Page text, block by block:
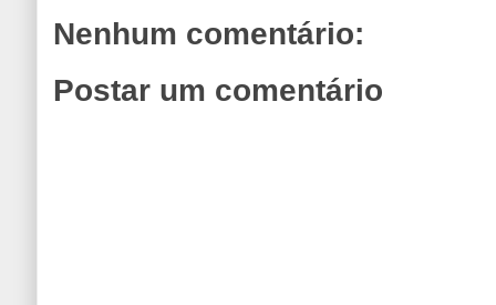
Nenhum comentário:
Postar um comentário